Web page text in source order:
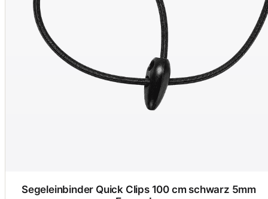
Segeleinbinder Quick Clips 100 cm schwarz 5mm